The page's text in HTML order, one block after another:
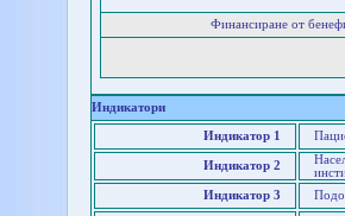
Финансиране от
Индикатори
Индикатор 1
Индикатор 2
Индикатор 3